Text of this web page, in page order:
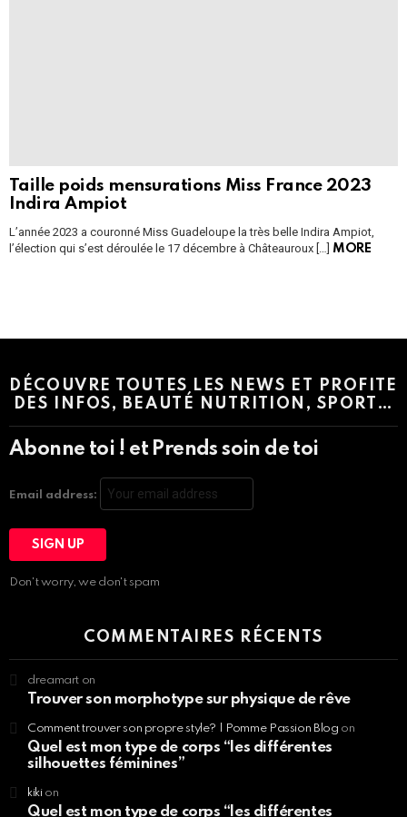
Taille poids mensurations Miss France 2023
Indira Ampiot
L’année 2023 a couronné Miss Guadeloupe la très belle Indira Ampiot,
l’élection qui s’est déroulée le 17 décembre à Châteauroux […] MORE
DÉCOUVRE TOUTES LES NEWS ET PROFITE
DES INFOS, BEAUTÉ NUTRITION, SPORT…
Abonne toi ! et Prends soin de toi
Email address:
Don't worry, we don't spam
COMMENTAIRES RÉCENTS
dreamart on
Trouver son morphotype sur physique de rêve
Comment trouver son propre style? | Pomme Passion Blog on
Quel est mon type de corps “les différentes
silhouettes féminines”
kikion
Quel est mon type de corps “les différentes